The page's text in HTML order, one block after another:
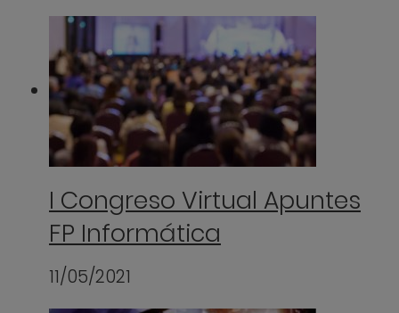
I Congreso Virtual Apuntes
FP Informática
11/05/2021